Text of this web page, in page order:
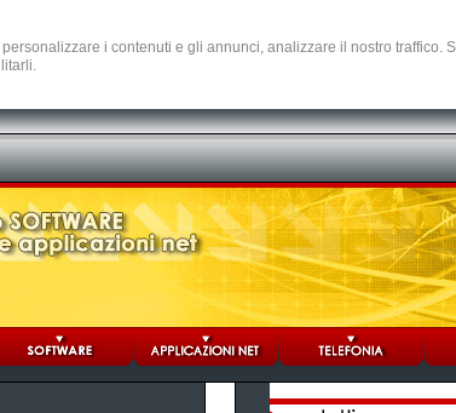
i contenuti e gli annunci, analizzare il nostro traffico.